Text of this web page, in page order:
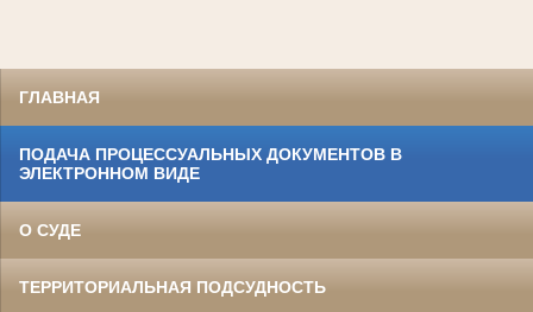
ГЛАВНАЯ
ПОДАЧА ПРОЦЕССУАЛЬНЫХ ДОКУМЕНТОВ В
ЭЛЕКТРОННОМ ВИДЕ
О СУДЕ
ТЕРРИТОРИАЛЬНАЯ ПОДСУДНОСТЬ